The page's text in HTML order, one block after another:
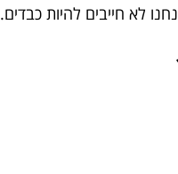
לא חייבים להיות כבדים.